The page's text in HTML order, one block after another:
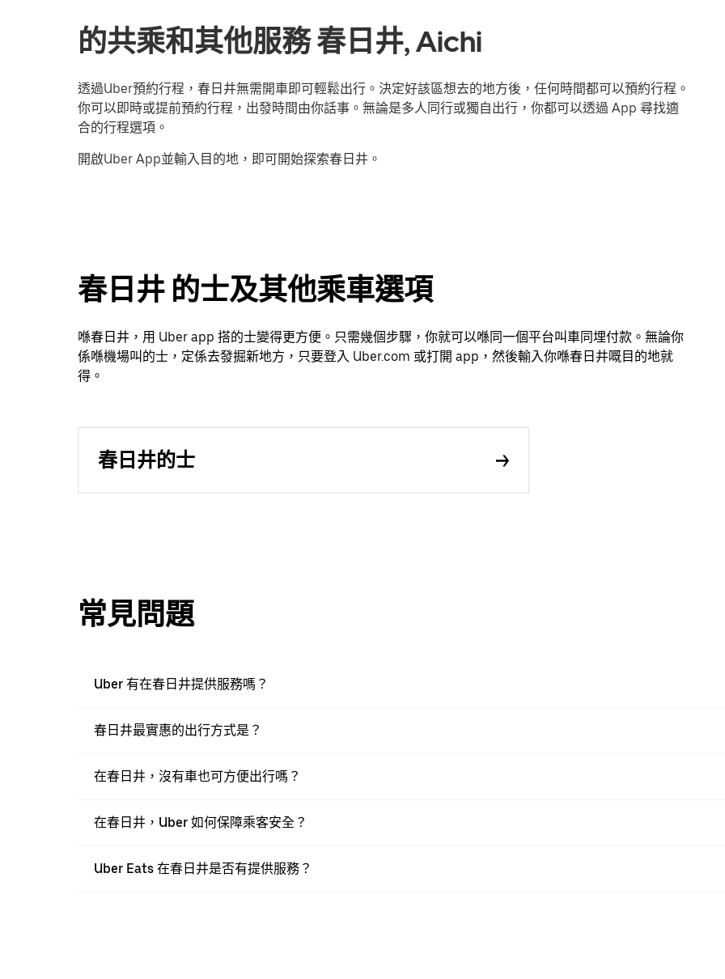
的共乘和其他服務 春日井, Aichi
透過Uber預約行程，春日井無需開車即可輕鬆出行。決定好該區想去的地方後，任何時間都可以預約行程。
你可以即時或提前預約行程，出發時間由你話事。無論是多人同行或獨自出行，你都可以透過 App 尋找適
合的行程選項。
開啟Uber App並輸入目的地，即可開始探索春日井。
春日井 的士及其他乘車選項
喺春日井，用 Uber app 搭的士變得更方便。只需幾個步驟，你就可以喺同一個平台叫車同埋付款。無論你
係喺機場叫的士，定係去發掘新地方，只要登入 Uber.com 或打開 app，然後輸入你喺春日井嘅目的地就
得。
春日井的士
常見問題
Uber 有在春日井提供服務嗎？
春日井最實惠的出行方式是？
在春日井，沒有車也可方便出行嗎？
在春日井，Uber 如何保障乘客安全？
Uber Eats 在春日井是否有提供服務？